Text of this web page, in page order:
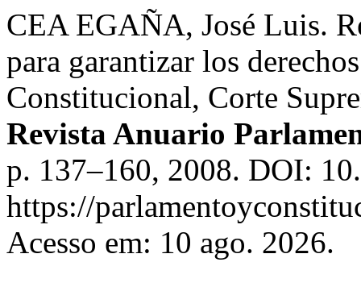
CEA EGAÑA, José Luis.
para garantizar los
Constitucional, Corte
Revista Anuario
p. 137–160, 2008. DOI:
https://
Acesso em: 10 ago. 2026.